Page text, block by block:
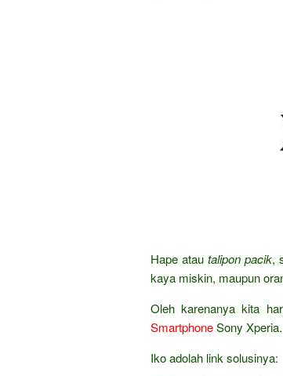
Hape atautalipon pacik,
kaya miskin, maupun
Oleh karenanya kita
SmartphoneSony Xperia.
Iko adolah link solusinya: